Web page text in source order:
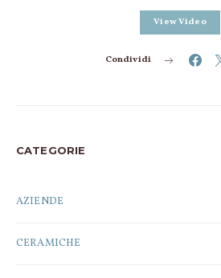
View Video
Condividi
CATEGORIE
AZIENDE
CERAMICHE